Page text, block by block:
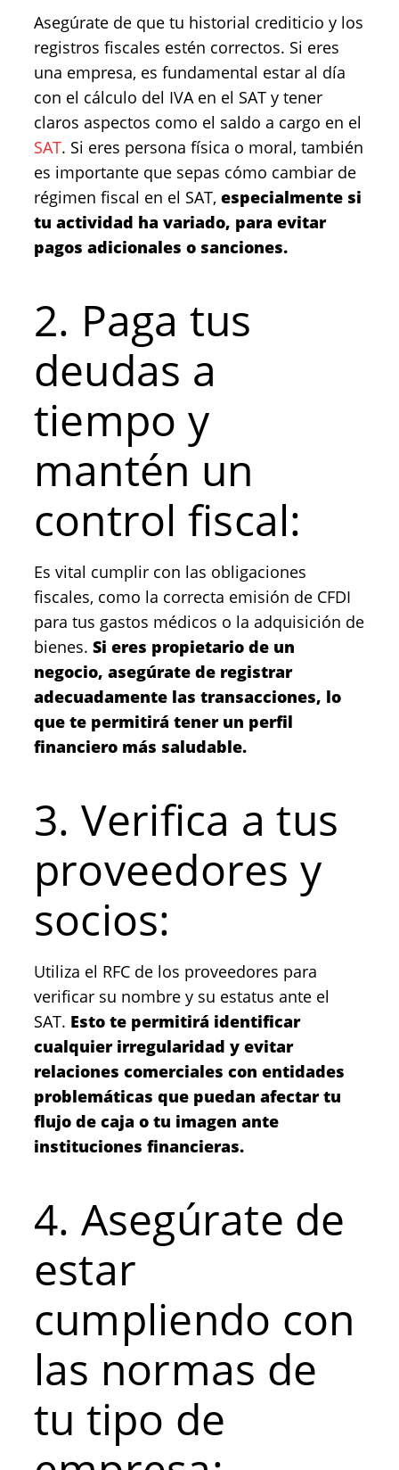
Asegúrate de que tu historial crediticio y los
registros fiscales estén correctos. Si eres
una empresa, es fundamental estar al día
con el cálculo del IVA en el SAT y tener
claros aspectos como el saldo a cargo en el
SAT. Si eres persona física o moral, también
es importante que sepas cómo cambiar de
régimen fiscal en el SAT, especialmente si
tu actividad ha variado, para evitar
pagos adicionales o sanciones.
2. Paga tus
deudas a
tiempo y
mantén un
control fiscal:
Es vital cumplir con las obligaciones
fiscales, como la correcta emisión de CFDI
para tus gastos médicos o la adquisición de
bienes. Si eres propietario de un
negocio, asegúrate de registrar
adecuadamente las transacciones, lo
que te permitirá tener un perfil
financiero más saludable.
3. Verifica a tus
proveedores y
socios:
Utiliza el RFC de los proveedores para
verificar su nombre y su estatus ante el
SAT. Esto te permitirá identificar
cualquier irregularidad y evitar
relaciones comerciales con entidades
problemáticas que puedan afectar tu
flujo de caja o tu imagen ante
instituciones financieras.
4. Asegúrate de
estar
cumpliendo con
las normas de
tu tipo de